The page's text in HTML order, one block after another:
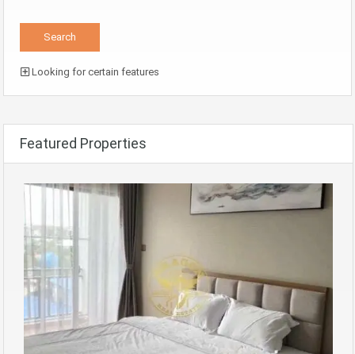
Looking for certain features
Featured Properties